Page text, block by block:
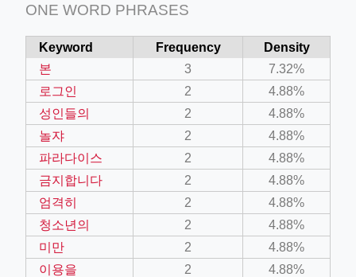
ONE WORD PHRASES
Keyword Frequency
Density
본
3
7.32%
로그인
2
4.88%
성인들의
2
4.88%
놀쟈
2
4.88%
파라다이스
2
4.88%
금지합니다
2
4.88%
엄격히
2
4.88%
청소년의
2
4.88%
미만
2
4.88%
이용을
2 4.88%